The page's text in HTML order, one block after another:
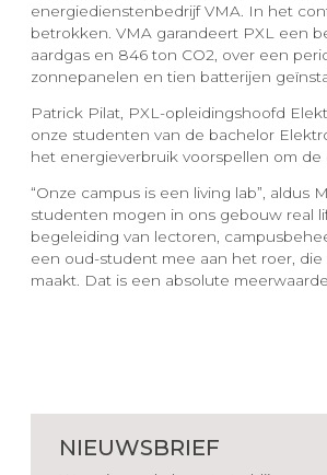
energiedienstenbedrijf VMA. In het
betrokken. VMA garandeert PXL een
aardgas en 846 ton CO2, over een
zonnepanelen en tien batterijen
Patrick Pilat, PXL-opleidingshoofd
onze studenten van de bachelor
het energieverbruik voorspellen om
“Onze campus is een living lab”, aldus
studenten mogen in ons gebouw real
begeleiding van lectoren,
een oud-student mee aan het roer,
maakt. Dat is een absolute
NIEUWSBRIEF